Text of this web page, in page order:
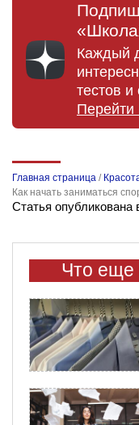
Каждый
тестов
Главная страница /
Как начать заниматься
Статья опубликована
Что еще